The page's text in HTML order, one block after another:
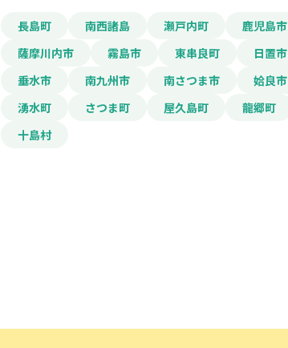
長島町 南西諸島 瀬戸内町 鹿児島市
薩摩川内市
霧島市 東串良町 日置市
垂水市
南九州市 南さつま市 姶良市
湧水町
さつま町 屋久島町 龍郷町
十島村
電話
「